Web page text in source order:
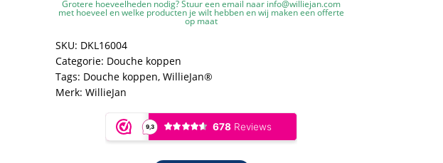
Grotere hoeveelheden nodig? Stuur een email naar info@williejan.com
met hoeveel en welke producten je wilt hebben en wij maken een offerte
op maat
SKU: DKL16004
Categorie: Douche koppen
Tags: Douche koppen, WillieJan®
Merk: WillieJan